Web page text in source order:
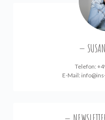
Telefon:
E-Mail: